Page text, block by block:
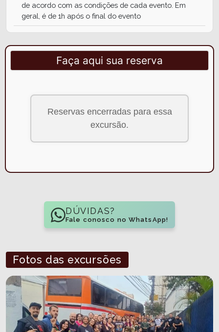
de acordo com as condições de cada evento. Em
geral, é de 1h após o final do evento
Incluso monitoria e água a bordo
Faça aqui sua reserva
Reservas encerradas para essa
excursão.
DÚVIDAS?
Fale conosco no WhatsApp!
Fotos das excursões